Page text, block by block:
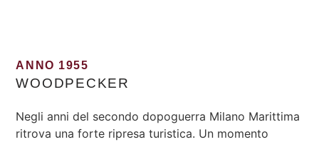
ANNO 1955
WOODPECKER
Negli anni del secondo dopoguerra Milano Marittima
ritrova una forte ripresa turistica. Un momento